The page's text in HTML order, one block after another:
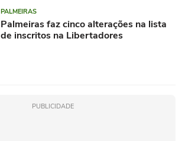
PALMEIRAS
Palmeiras faz cinco alterações na lista
de inscritos na Libertadores
PUBLICIDADE